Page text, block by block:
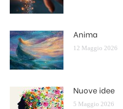
Anima
12 Maggio 2026
Nuove idee
5 Maggio 2026